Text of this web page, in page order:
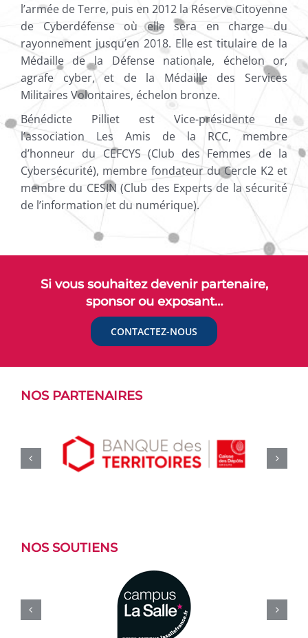
l’armée de Terre, puis en 2012 la Réserve Citoyenne
de Cyberdéfense où elle sera en charge du
rayonnement jusqu’en 2018. Elle est titulaire de la
Médaille de la Défense nationale, échelon or,
agrafe cyber, et de la Médaille des Services
Militaires Volontaires, échelon bronze.
Bénédicte Pilliet est Vice-présidente de
l’association Les Amis de la RCC, membre
d’honneur du CEFCYS (Club des Femmes de la
Cybersécurité), membre fondateur du Cercle K2 et
membre du CESIN (Club des Experts de la sécurité
de l’information et du numérique).
Si vous souhaitez devenir partenaire,
sponsor ou exposant…
CONTACTEZ-NOUS
NOS PARTENAIRES
NOS SOUTIENS